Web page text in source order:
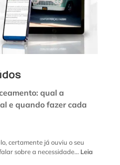
qual a
e quando fazer cada
certamente já ouviu o seu
sobre a necessidade… Leia